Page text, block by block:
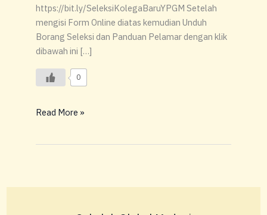
https://bit.ly/SeleksiKolegaBaruYPGM Setelah
mengisi Form Online diatas kemudian Unduh
Borang Seleksi dan Panduan Pelamar dengan klik
dibawah ini […]
0
Read More »